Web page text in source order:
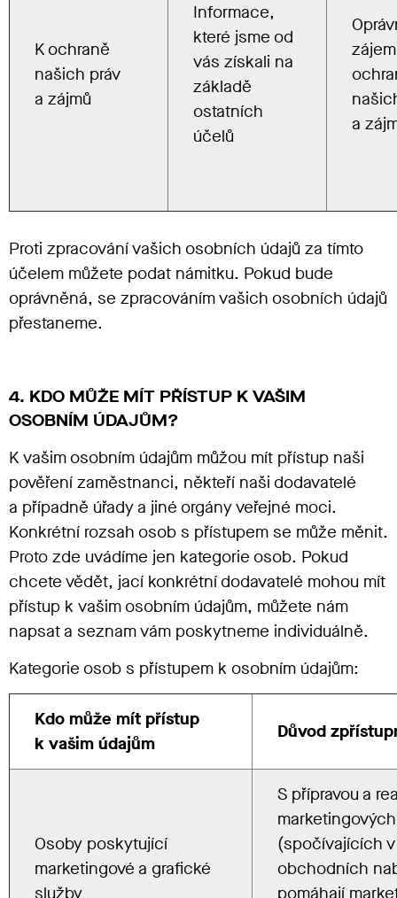
K ochraně
našich práv
a zájmů
Informace,
které jsme od
vás získali na
základě
ostatních
účelů
a
Proti zpracování vašich osobních údajů za tímto
účelem můžete podat námitku. Pokud bude
oprávněná, se zpracováním vašich osobních údajů
přestaneme.
4. KDO MŮŽE MÍT PŘÍSTUP K VAŠIM
OSOBNÍM ÚDAJŮM?
K vašim osobním údajům můžou mít přístup naši
pověření zaměstnanci, někteří naši dodavatelé
a případně úřady a jiné orgány veřejné moci.
Konkrétní rozsah osob s přístupem se může měnit.
Proto zde uvádíme jen kategorie osob. Pokud
chcete vědět, jací konkrétní dodavatelé mohou mít
přístup k vašim osobním údajům, můžete nám
napsat a seznam vám poskytneme individuálně.
Kategorie osob s přístupem k osobním údajům:
Kdo může mít přístup
k vašim údajům
Důvod
Osoby poskytující
marketingové a grafické
služby
S přípravou a
(spočívajících
obchodních
pomáhají